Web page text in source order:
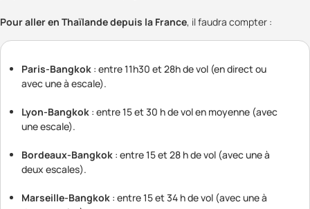
Pour aller en Thaïlande depuis la France, il faudra compter :
Paris-Bangkok : entre 11h30 et 28h de vol (en direct ou
avec une à escale).
Lyon-Bangkok : entre 15 et 30 h de vol en moyenne (avec
une escale).
Bordeaux-Bangkok : entre 15 et 28 h de vol (avec une à
deux escales).
Marseille-Bangkok : entre 15 et 34 h de vol (avec une à